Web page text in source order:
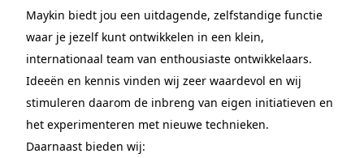
Maykin biedt jou een uitdagende, zelfstandige functie
waar je jezelf kunt ontwikkelen in een klein,
internationaal team van enthousiaste ontwikkelaars.
Ideeën en kennis vinden wij zeer waardevol en wij
stimuleren daarom de inbreng van eigen initiatieven en
het experimenteren met nieuwe technieken.
Daarnaast bieden wij: